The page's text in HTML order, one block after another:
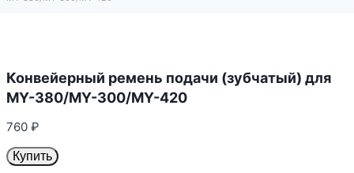
Конвейерный ремень подачи (зубчатый) для
MY-380/MY-300/MY-420
760₽
Купить